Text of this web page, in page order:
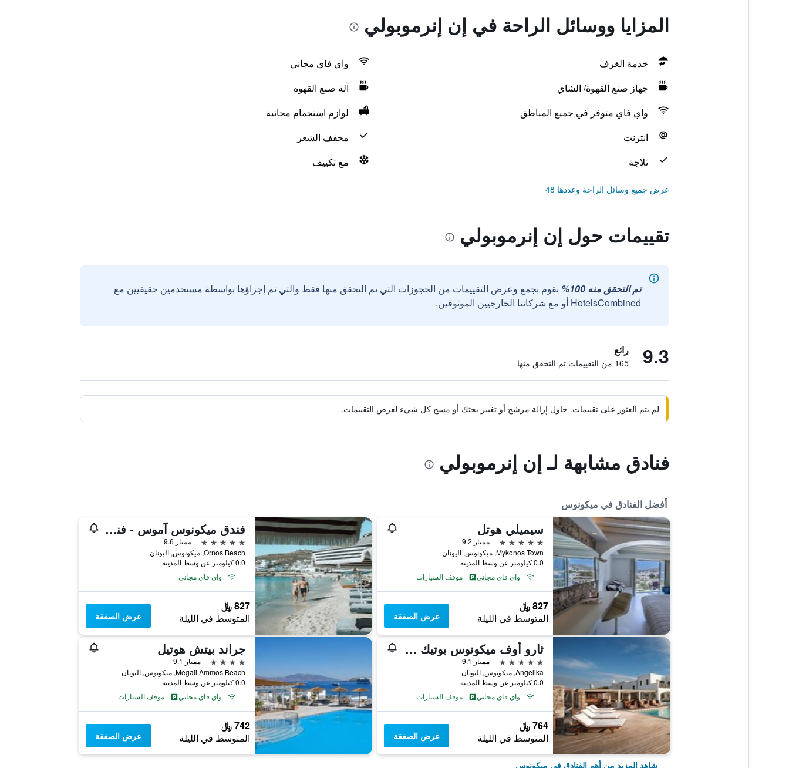
المزايا ووسائل الراحة في إن إنرموبولي
خدمة الغرف
واي فاي مجاني
جهاز صنع القهوة/ الشاي
آلة صنع القهوة
واي فاي متوفر في جميع المناطق
لوازم استحمام مجانية
انترنت
مجفف الشعر
ثلاجة
مع تكييف
عرض جميع وسائل الراحة وعددها 48
تقييمات حول إن إنرموبولي
تم التحقق منه 100%
نقوم بجمع وعرض التقييمات من الحجوزات التي تم التحقق منها فقط والتي تم إجراؤها بواسطة مستخدمين حقيقيين مع
HotelsCombined أو مع شركائنا الخارجيين الموثوقين.
9.3 رائع
165 من التقييمات تم التحقق منها
لم يتم العثور على تقييمات. حاول إزالة مرشح أو تغيير بحثك أو مسح كل شيء لعرض التقييمات.
فنادق مشابهة لـ إن إنرموبولي
أفضل الفنادق في ميكونوس
سيميلي هوتل
5 نجوم
ممتاز 9.2
Mykonos Town, ميكونوس, اليونان
0.0 كيلومتر عن وسط المدينة
واي فاي مجاني
موقف السيارات
827 ﷼
المتوسط في الليلة عرض الصفقة
فندق ميكونوس آموس - فنادق صمول لكجوري أوف ذا وورلد
5 نجوم
ممتاز 9.6
Ornos Beach, ميكونوس, اليونان
0.0 كيلومتر عن وسط المدينة
واي فاي مجاني
827 ﷼
المتوسط في الليلة عرض الصفقة
ثارو أوف ميكونوس بوتيك هوتيل
5 نجوم
ممتاز 9.1
Angelika, ميكونوس, اليونان
0.0 كيلومتر عن وسط المدينة
واي فاي مجاني
موقف السيارات
764 ﷼
المتوسط في الليلة عرض الصفقة
جراند بيتش هوتيل
4 نجوم
ممتاز 9.1
Megali Ammos Beach, ميكونوس, اليونان
0.0 كيلومتر عن وسط المدينة
واي فاي مجاني
موقف السيارات
742 ﷼
المتوسط في الليلة عرض الصفقة
شاهد المزيد من أهم الفنادق في ميكونوس